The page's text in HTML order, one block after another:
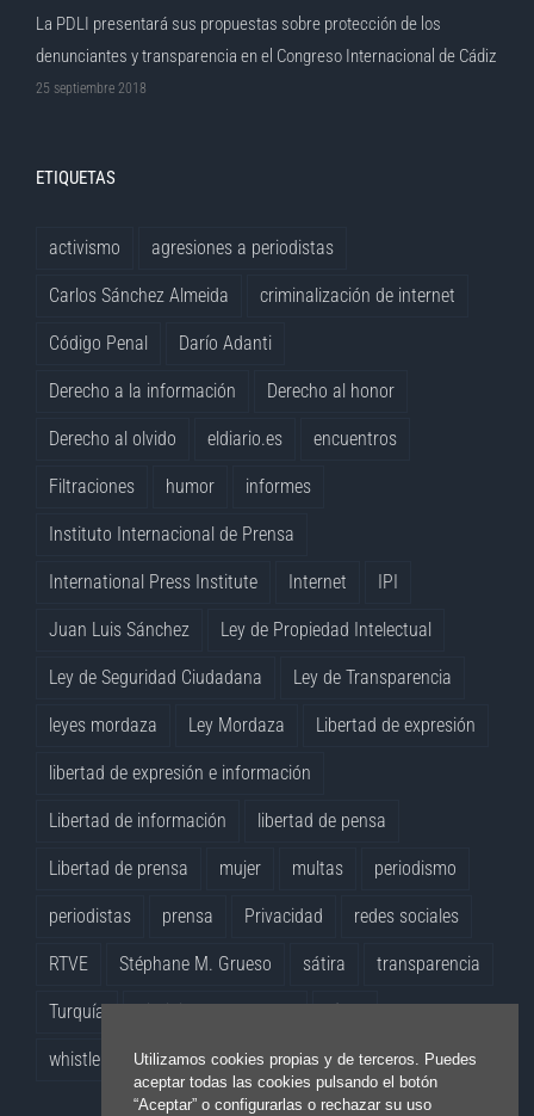
Utilizamos cookies propias y de terceros. Puedes
aceptar todas las cookies pulsando el botón
“Aceptar” o configurarlas o rechazar su uso
La PDLI presentará sus propuestas sobre protección de los
denunciantes y transparencia en el Congreso Internacional de Cádiz
25 septiembre 2018
ETIQUETAS
activismo agresiones a periodistas
Carlos Sánchez Almeida criminalización de internet
Código Penal Darío Adanti
Derecho a la información Derecho al honor
Derecho al olvido eldiario.es encuentros
Filtraciones humor informes
Instituto Internacional de Prensa
International Press Institute Internet IPI
Juan Luis Sánchez Ley de Propiedad Intelectual
Ley de Seguridad Ciudadana Ley de Transparencia
leyes mordaza Ley Mordaza Libertad de expresión
libertad de expresión e información
Libertad de información libertad de pensa
Libertad de prensa mujer multas periodismo
periodistas prensa Privacidad redes sociales
RTVE Stéphane M. Grueso sátira transparencia
Turquía Virginia Pérez Alonso vídeo
whistleblowers Yolanda Quintana